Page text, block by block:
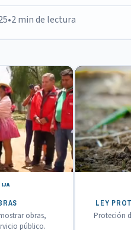
•2 min de lectura
obras,
público.
LEY
Proteción